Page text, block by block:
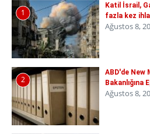
1
Katil İsrail,
fazla kez
Ağustos 8,
2
ABD'de New
Bakanlığına
Ağustos 8,